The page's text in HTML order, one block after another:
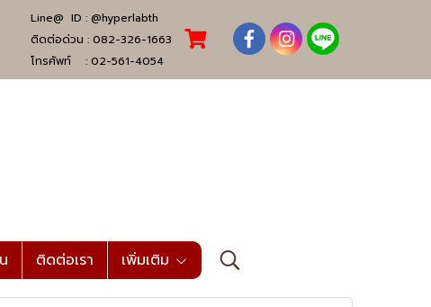
Line@ ID : @hyperlabth
ติดต่อด่วน : 082-326-1663
โทรศัพท์ : 02-561-4054
ติดต่อเรา เพิ่มเติม